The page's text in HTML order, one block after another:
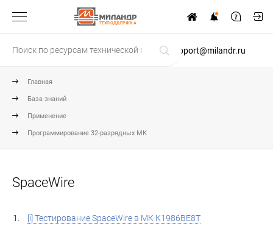
ТЕХПОДДЕРЖКА
support@milandr.ru
Главная
База знаний
Применение
Программирование 32-разрядных МК
SpaceWire
[i] Тестирование SpaceWire в МК К1986ВЕ8Т